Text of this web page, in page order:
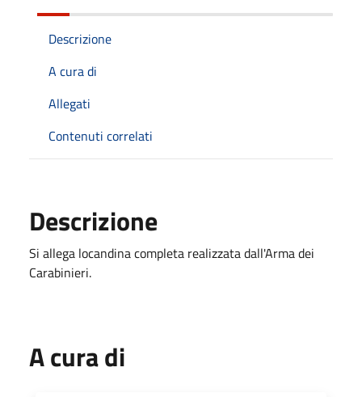
Descrizione
A cura di
Allegati
Contenuti correlati
Descrizione
Si allega locandina completa realizzata dall'Arma dei
Carabinieri.
A cura di